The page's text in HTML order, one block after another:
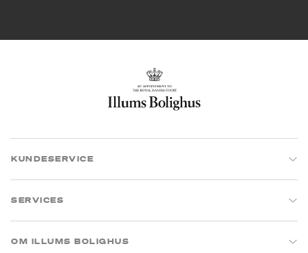
KUNDESERVICE
SERVICES
OM ILLUMS BOLIGHUS